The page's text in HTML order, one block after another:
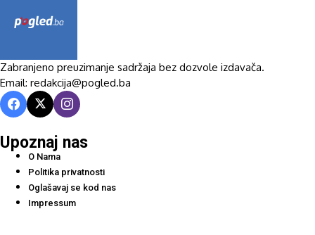
Zabranjeno preuzimanje sadržaja bez dozvole izdavača.
Email: redakcija@pogled.ba
Upoznaj nas
O Nama
Politika privatnosti
Oglašavaj se kod nas
Impressum